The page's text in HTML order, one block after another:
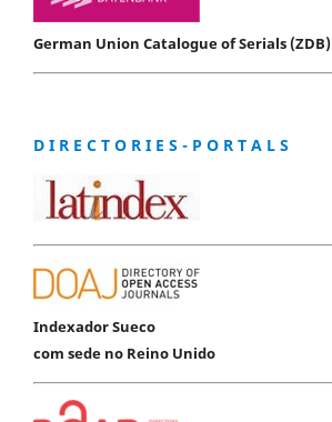
German Union Catalogue of Serials (ZDB)
D I R E C T O R I E S - P O R T A L S
Indexador Sueco
com sede no Reino Unido